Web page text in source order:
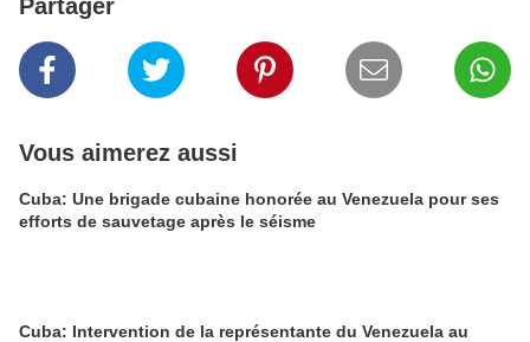
Partager
Vous aimerez aussi
Cuba: Une brigade cubaine honorée au Venezuela pour ses
efforts de sauvetage après le séisme
Cuba: Intervention de la représentante du Venezuela au